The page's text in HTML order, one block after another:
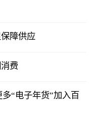
障供应
费
“电子年货”加入百